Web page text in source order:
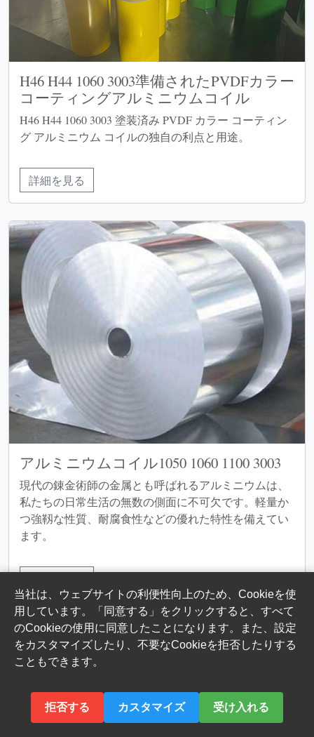
H46 H44 1060 3003準備されたPVDFカラー
コーティングアルミニウムコイル
H46 H44 1060 3003 塗装済み PVDF カラー コーティン
グ アルミニウム コイルの独自の利点と用途。
詳細を見る
アルミニウムコイル1050 1060 1100 3003
現代の錬金術師の金属とも呼ばれるアルミニウムは、
私たちの日常生活の無数の側面に不可欠です。軽量か
つ強靱な性質、耐腐食性などの優れた特性を備えてい
ます。
当社は、ウェブサイトの利便性向上のため、Cookieを使
用しています。「同意する」をクリックすると、すべて
のCookieの使用に同意したことになります。また、設定
をカスタマイズしたり、不要なCookieを拒否したりする
こともできます。
拒否する カスタマイズ 受け入れる